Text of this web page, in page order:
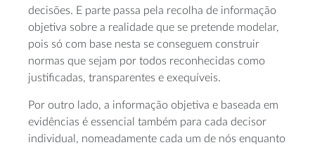
decisões. E parte passa pela recolha de informação
objetiva sobre a realidade que se pretende modelar,
pois só com base nesta se conseguem construir
normas que sejam por todos reconhecidas como
justificadas, transparentes e exequíveis.
Por outro lado, a informação objetiva e baseada em
evidências é essencial também para cada decisor
individual, nomeadamente cada um de nós enquanto